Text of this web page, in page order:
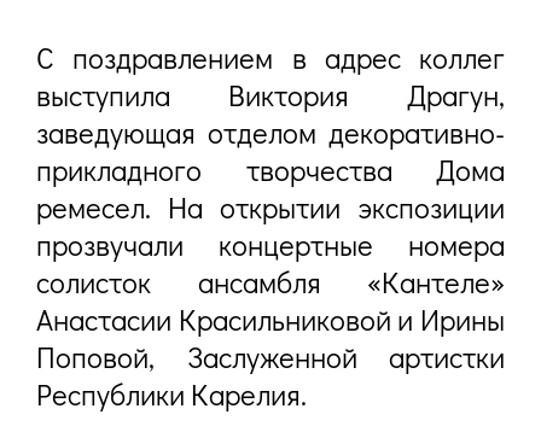
С поздравлением в адрес коллег
выступила Виктория Драгун,
заведующая отделом декоративно-
прикладного творчества Дома
ремесел. На открытии экспозиции
прозвучали концертные номера
солисток ансамбля «Кантеле»
Анастасии Красильниковой и Ирины
Поповой, Заслуженной артистки
Республики Карелия.